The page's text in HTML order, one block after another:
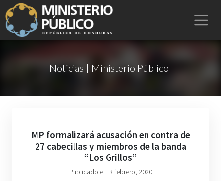
Noticias | Ministerio Público
MP formalizará acusación en contra de
27 cabecillas y miembros de la banda
“Los Grillos”
Publicado el 18 febrero, 2020